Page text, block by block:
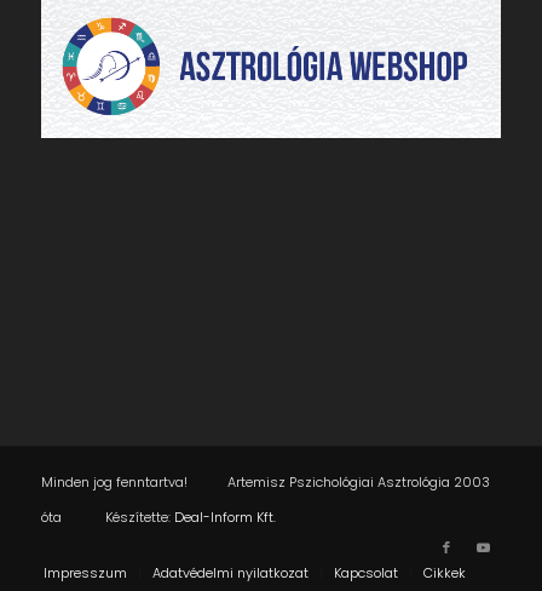
Minden jog fenntartva! Artemisz Pszichológiai Asztrológia 2003
óta Készítette: Deal-Inform Kft.
Impresszum Adatvédelmi nyilatkozat Kapcsolat Cikkek